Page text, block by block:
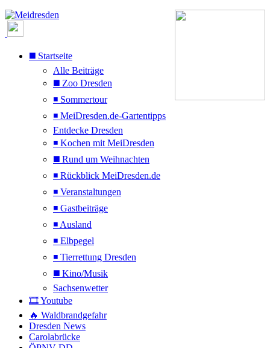
◼️ Startseite
Alle Beiträge
◼️ Zoo Dresden
◾ Sommertour
◾ MeiDresden.de-Gartentipps
Entdecke Dresden
◾ Kochen mit MeiDresden
◼️ Rund um Weihnachten
◾ Rückblick MeiDresden.de
◾ Veranstaltungen
◾ Gastbeiträge
◾ Ausland
◾ Elbpegel
◾ Tierrettung Dresden
◼️ Kino/Musik
Sachsenwetter
🎞️ Youtube
🔥 Waldbrandgefahr
Dresden News
Carolabrücke